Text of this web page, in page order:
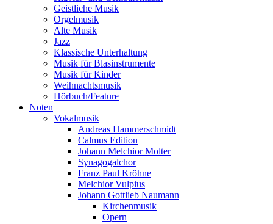
Geistliche Musik
Orgelmusik
Alte Musik
Jazz
Klassische Unterhaltung
Musik für Blasinstrumente
Musik für Kinder
Weihnachtsmusik
Hörbuch/Feature
Noten
Vokalmusik
Andreas Hammerschmidt
Calmus Edition
Johann Melchior Molter
Synagogalchor
Franz Paul Kröhne
Melchior Vulpius
Johann Gottlieb Naumann
Kirchenmusik
Opern